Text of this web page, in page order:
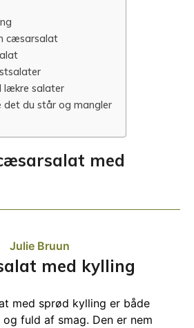
cæsarsalat
lækre salater
det du står og mangler
med
Julie Bruun
med kylling
med sprød kylling er både
fuld af smag. Den er nem